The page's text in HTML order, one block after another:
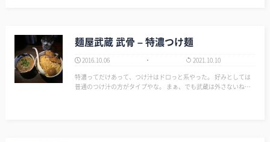
麺屋武蔵 武骨 – 特濃つけ麺
2016.10.06
2021.10.10
特濃ってだけあって、つけ汁はドロっと系やった。 好みとしては
普通のつけ汁の方がタイプやな。 まぁ、でも武蔵は外さないね。